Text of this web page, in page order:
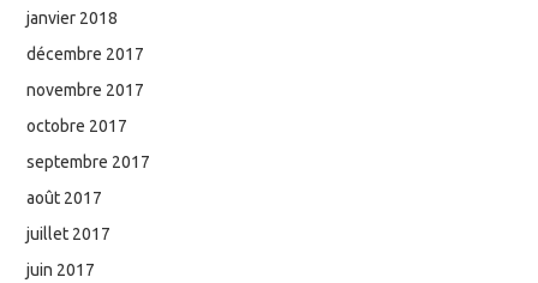
janvier 2018
décembre 2017
novembre 2017
octobre 2017
septembre 2017
août 2017
juillet 2017
juin 2017